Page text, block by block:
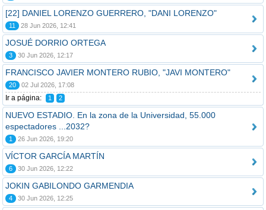
[22] DANIEL LORENZO GUERRERO, "DANI LORENZO"
11 28 Jun 2026, 12:41
JOSUÉ DORRIO ORTEGA
3 30 Jun 2026, 12:17
FRANCISCO JAVIER MONTERO RUBIO, "JAVI MONTERO"
20 02 Jul 2026, 17:08
Ir a página: 1 2
NUEVO ESTADIO. En la zona de la Universidad, 55.000
espectadores ...2032?
1 26 Jun 2026, 19:20
VÍCTOR GARCÍA MARTÍN
6 30 Jun 2026, 12:22
JOKIN GABILONDO GARMENDIA
4 30 Jun 2026, 12:25